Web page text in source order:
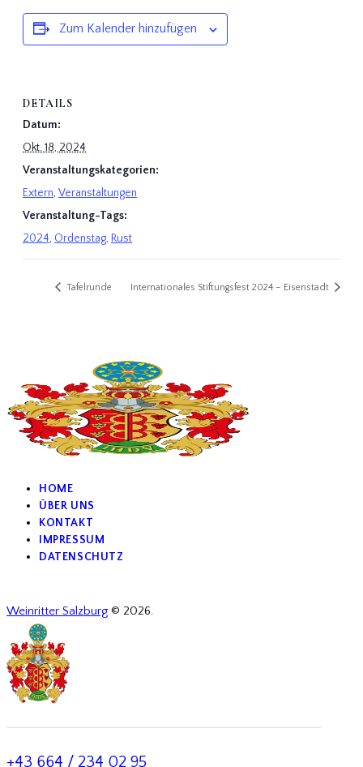
Zum Kalender hinzufügen
DETAILS
Datum:
Okt. 18, 2024
Veranstaltungskategorien:
Extern, Veranstaltungen
Veranstaltung-Tags:
2024, Ordenstag, Rust
Tafelrunde Internationales Stiftungsfest 2024 – Eisenstadt
HOME
ÜBER UNS
KONTAKT
IMPRESSUM
DATENSCHUTZ
Weinritter Salzburg © 2026.
+43 664 / 234 02 95